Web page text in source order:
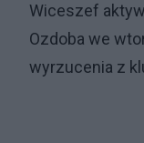
Wiceszef
Ozdoba we
wyrzucenia z